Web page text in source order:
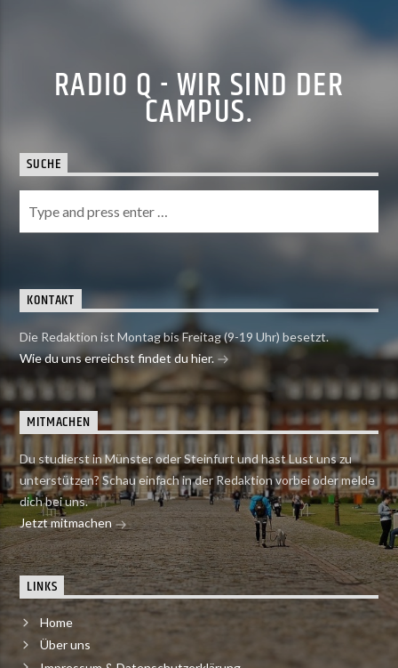
RADIO Q - WIR SIND DER
CAMPUS.
SUCHE
KONTAKT
Die Redaktion ist Montag bis Freitag (9-19 Uhr) besetzt.
Wie du uns erreichst findet du hier.
MITMACHEN
Du studierst in Münster oder Steinfurt und hast Lust uns zu
unterstützen? Schau einfach in der Redaktion vorbei oder melde
dich bei uns.
Jetzt mitmachen
LINKS
Home
Über uns